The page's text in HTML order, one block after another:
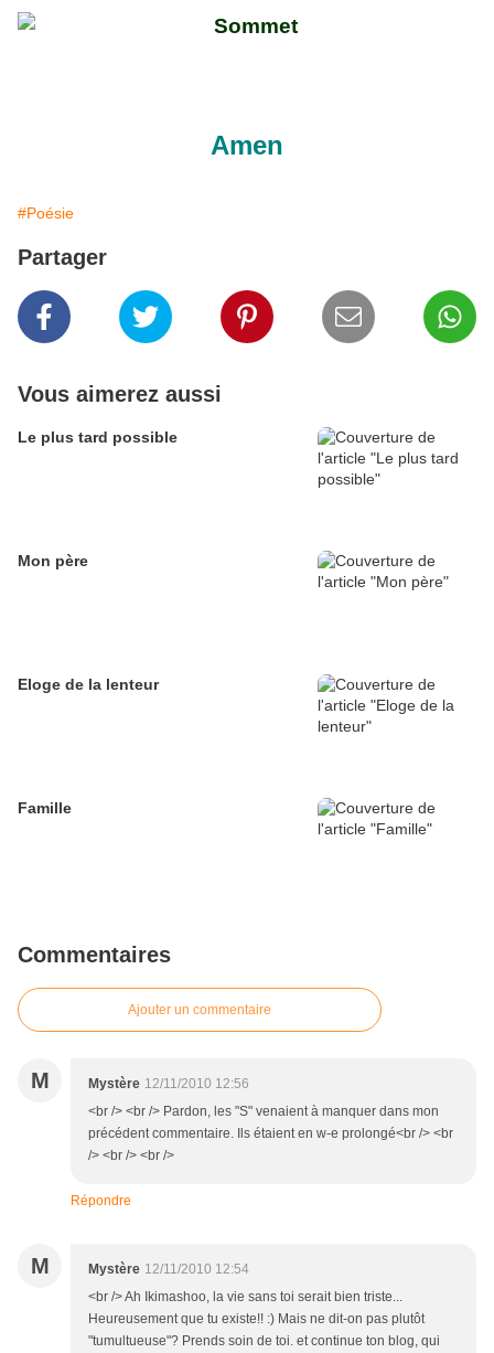
Amen
#Poésie
Partager
Vous aimerez aussi
Le plus tard possible
Mon père
Eloge de la lenteur
Famille
Commentaires
Ajouter un commentaire
M Mystère 12/11/2010 12:56
<br /> <br /> Pardon, les "S" venaient à manquer dans mon
précédent commentaire. Ils étaient en w-e prolongé<br /> <br
/> <br /> <br />
Répondre
M Mystère 12/11/2010 12:54
<br /> Ah Ikimashoo, la vie sans toi serait bien triste...
Heureusement que tu existe!! :) Mais ne dit-on pas plutôt
"tumultueuse"? Prends soin de toi. et continue ton blog, qui